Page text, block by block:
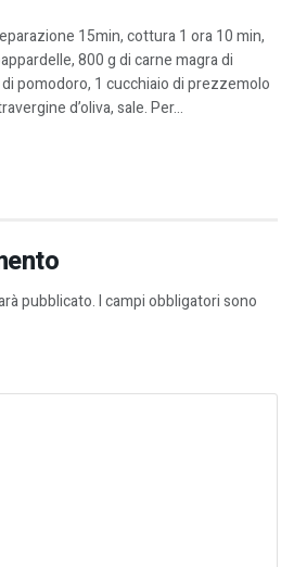
15min, cottura 1 ora 10 min,
800 g di carne magra di
pomodoro, 1 cucchiaio di prezzemolo
d’oliva, sale. Per...
pubblicato.I campi obbligatori sono